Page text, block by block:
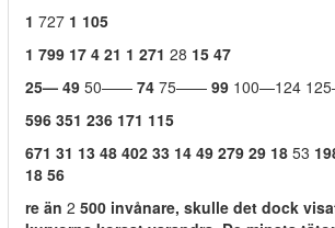
1 727 1 105
1 799 17 4 21 1 271 28 15 47
25— 49 50—— 74 75—— 99 100—124
596 351 236 171 115
671 31 13 48 402 33 14 49 279 29 18 53
18 56
re än 2 500 invånare, skulle det dock